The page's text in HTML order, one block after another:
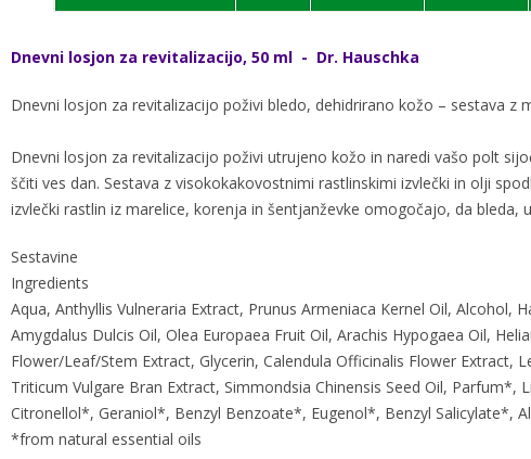
Dnevni losjon za revitalizacijo, 50 ml - Dr. Hauschka
Dnevni losjon za revitalizacijo poživi bledo, dehidrirano kožo – sestava z
Dnevni losjon za revitalizacijo poživi utrujeno kožo in naredi vašo polt
ščiti ves dan. Sestava z visokokakovostnimi rastlinskimi izvlečki in olji
izvlečki rastlin iz marelice, korenja in šentjanževke omogočajo, da bleda,
Sestavine
Ingredients
Aqua, Anthyllis Vulneraria Extract, Prunus Armeniaca Kernel Oil, Alcohol,
Amygdalus Dulcis Oil, Olea Europaea Fruit Oil, Arachis Hypogaea Oil,
Flower/Leaf/Stem Extract, Glycerin, Calendula Officinalis Flower Extract,
Triticum Vulgare Bran Extract, Simmondsia Chinensis Seed Oil,
Citronellol*, Geraniol*, Benzyl Benzoate*, Eugenol*, Benzyl Salicylate*,
*from natural essential oils